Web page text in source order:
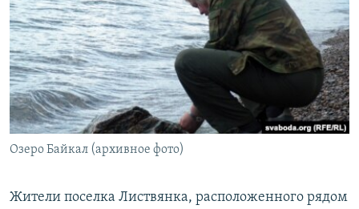
РАСПИСАНИЕ ВЕЩАНИЯ
ПОДПИШИТЕСЬ НА РАССЫЛКУ
СОЦИАЛЬНЫЕ СЕТИ
Все сайты РСЕ/РС
Озеро Байкал (архивное фото)
Жители поселка Листвянка, расположенного рядом